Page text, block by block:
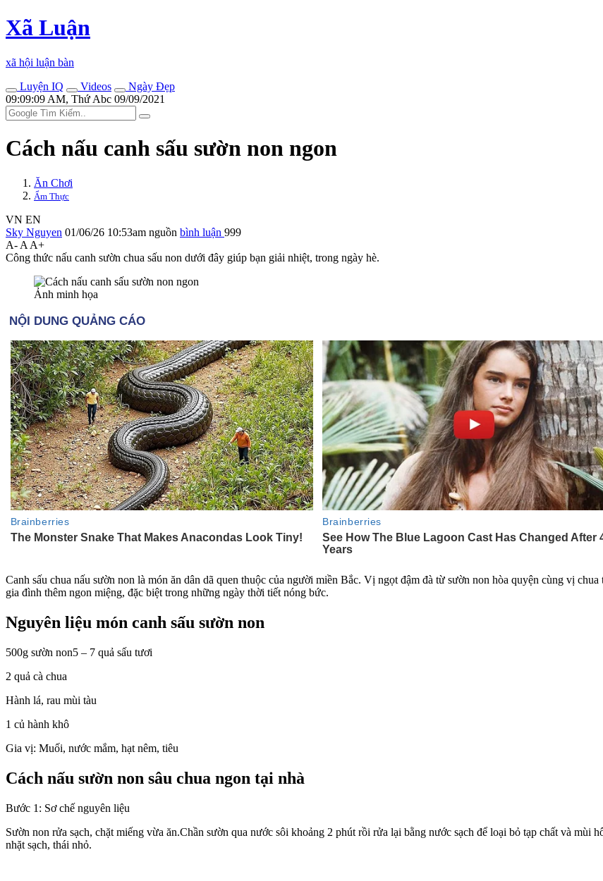
Xã Luận
xã hội luận bàn
Luyện IQ
Videos
Ngày Đẹp
09:09:09 AM, Thứ Abc 09/09/2021
Cách nấu canh sấu sườn non ngon
Ăn Chơi
Ẩm Thực
VN EN
Sky Nguyen 01/06/26 10:53am nguồn bình luận 999
A- A A+
Công thức nấu canh sườn chua sấu non dưới đây giúp bạn giải nhiệt, trong ngày hè.
Ảnh minh họa
Canh sấu chua nấu sườn non là món ăn dân dã quen thuộc của người miền Bắc. Vị ngọt đậm đà từ sườn non hòa quyện cùng vị
gia đình thêm ngon miệng, đặc biệt trong những ngày thời tiết nóng bức.
Nguyên liệu món canh sấu sườn non
500g sườn non5 – 7 quả sấu tươi
2 quả cà chua
Hành lá, rau mùi tàu
1 củ hành khô
Gia vị: Muối, nước mắm, hạt nêm, tiêu
Cách nấu sườn non sâu chua ngon tại nhà
Bước 1: Sơ chế nguyên liệu
Sườn non rửa sạch, chặt miếng vừa ăn.Chần sườn qua nước sôi khoảng 2 phút rồi rửa lại bằng nước sạch để loại bỏ tạp chất và mùi
nhặt sạch, thái nhỏ.